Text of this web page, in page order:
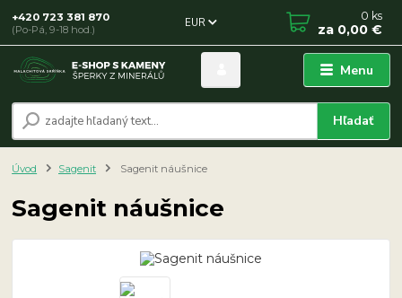
Menu
EUR
Hľadať
+420 723 381 870
(Po-Pá, 9-18 hod.)
0 ks
za 0,00 €
Úvod Sagenit Sagenit náušnice
Sagenit náušnice